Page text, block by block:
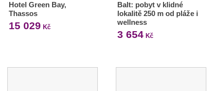
Hotel Green Bay,
Thassos
15 029 Kč
Balt: pobyt v klidné
lokalitě 250 m od pláže i
wellness
3 654Kč